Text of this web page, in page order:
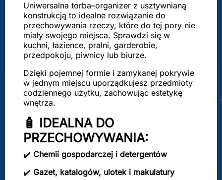
Uniwersalna torba–organizer z usztywnianą
konstrukcją to idealne rozwiązanie do
przechowywania rzeczy, które do tej pory nie
miały swojego miejsca. Sprawdzi się w
kuchni, łazience, pralni, garderobie,
przedpokoju, piwnicy lub biurze.
Dzięki pojemnej formie i zamykanej pokrywie
w jednym miejscu uporządkujesz przedmioty
codziennego użytku, zachowując estetykę
wnętrza.
🧴 IDEALNA DO
PRZECHOWYWANIA:
✔️ Chemii gospodarczej i detergentów
✔️ Gazet, katalogów, ulotek i makulatury